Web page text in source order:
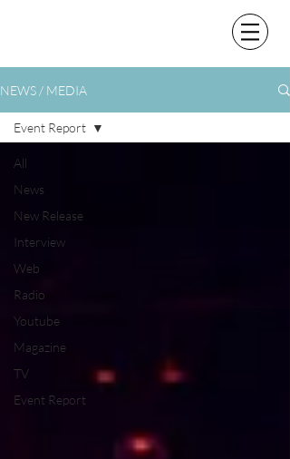
NEWS / MEDIA
All
News
New Release
Interview
Web
Radio
Youtube
Magazine
TV
Event Report
Event Report